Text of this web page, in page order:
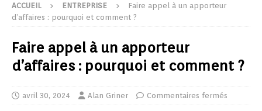
ACCUEIL ENTREPRISE
Faire appel à un apporteur
d’affaires : pourquoi et comment ?
Faire appel à un apporteur
d’affaires : pourquoi et comment ?
avril 30, 2024 Alan Griner Commentaires fermés